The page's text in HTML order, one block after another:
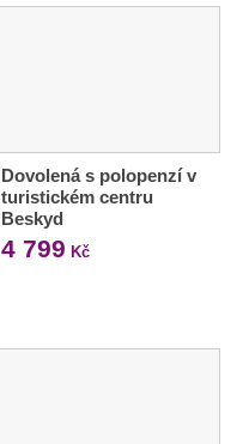
Dovolená s polopenzí v
turistickém centru
Beskyd
4 799 Kč